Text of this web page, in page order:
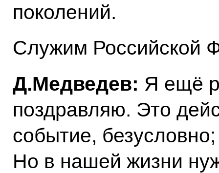
поколений.
Служим Российской
Д.Медведев: Я ещё
поздравляю. Это
событие,
Но в нашей жизни